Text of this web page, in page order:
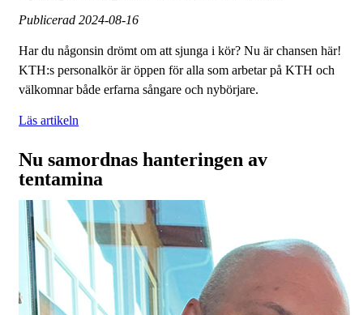
Publicerad 2024-08-16
Har du någonsin drömt om att sjunga i kör? Nu är chansen här!
KTH:s personalkör är öppen för alla som arbetar på KTH och
välkomnar både erfarna sångare och nybörjare.
Läs artikeln
Nu samordnas hanteringen av
tentamina